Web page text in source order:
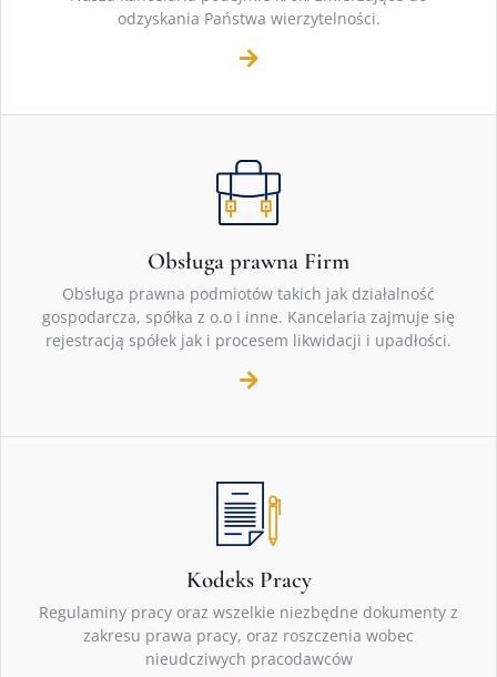
odzyskania Państwa wierzytelności.
Obsługa prawna Firm
Obsługa prawna podmiotów takich jak działalność
gospodarcza, spółka z o.o i inne. Kancelaria zajmuje się
rejestracją spółek jak i procesem likwidacji i upadłości.
Kodeks Pracy
Regulaminy pracy oraz wszelkie niezbędne dokumenty z
zakresu prawa pracy, oraz roszczenia wobec
nieudcziwych pracodawców